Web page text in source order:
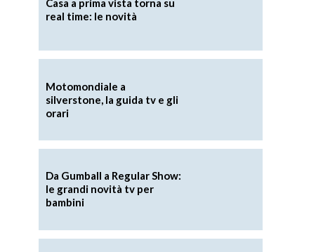
Casa a prima vista torna su
real time: le novità
Motomondiale a
silverstone, la guida tv e gli
orari
Da Gumball a Regular Show:
le grandi novità tv per
bambini